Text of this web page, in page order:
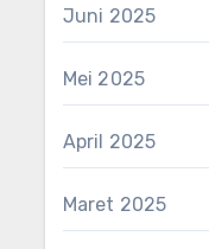
Juni 2025
Mei 2025
April 2025
Maret 2025